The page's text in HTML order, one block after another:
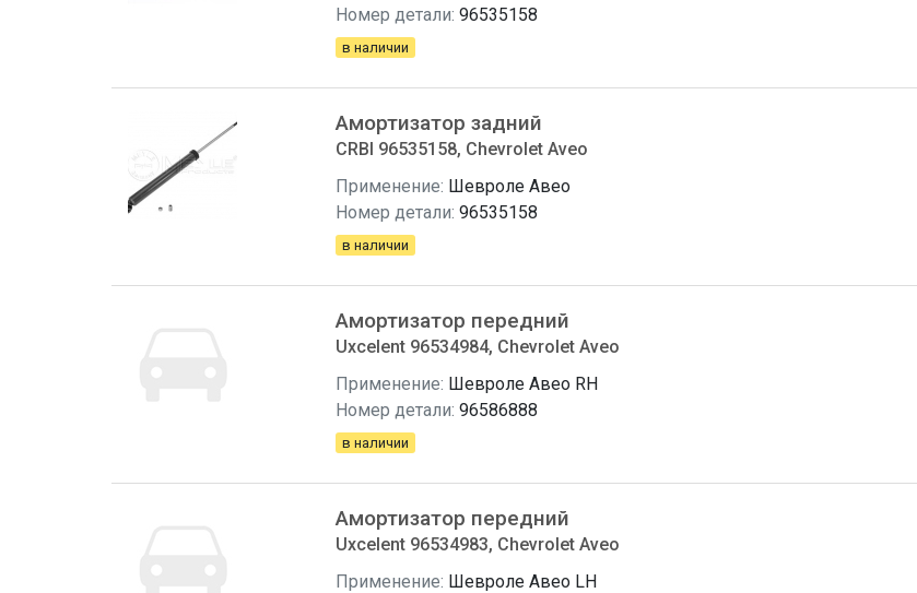
Номер детали: 96535158
в наличии
Амортизатор задний
CRBI 96535158, Chevrolet Aveo
Применение: Шевроле Авео
Номер детали: 96535158
в наличии
Амортизатор передний
Uxcelent 96534984, Chevrolet Aveo
Применение: Шевроле Авео RH
Номер детали: 96586888
в наличии
Амортизатор передний
Uxcelent 96534983, Chevrolet Aveo
Применение: Шевроле Авео LH